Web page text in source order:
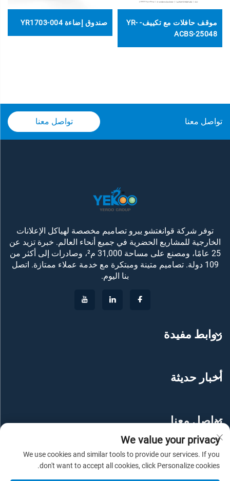
موقف حافلات مع تكييف- YR-
ACBS-25048
صندوق إضاءة YR1703-004
تواصل معنا تواصل معنا
توفر شركة قوانغتشو ييرو تصاميم مخصصة لهياكل الإعلانات
الخارجية للمشاريع الحضرية في جميع أنحاء العالم. خبرة تزيد عن
25 عامًا، ومصنع على مساحة 31,000 م²، وصادرات إلى أكثر من
109 دولة. تصاميم متينة ومبتكرة مع خدمة عملاء ممتازة. اتصل
بنا اليوم.
روابط مفيدة
أخبار حديثة
تواصل معنا
We value your privacy
We use cookies and similar tools to provide our services. If you
don't want to accept all cookies, click Personalize cookies.